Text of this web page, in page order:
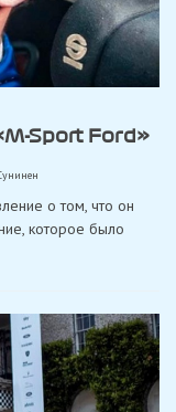
Sport Ford»
о том, что он
которое было